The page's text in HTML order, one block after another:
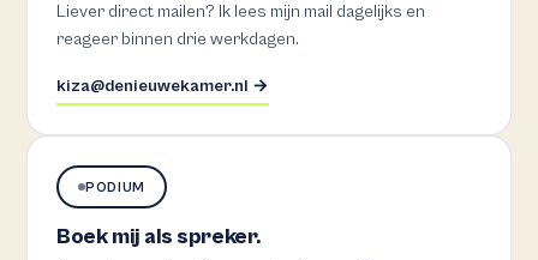
Liever direct mailen? Ik lees mijn mail dagelijks en
reageer binnen drie werkdagen.
kiza@denieuwekamer.nl →
PODIUM
Boek mij als spreker.